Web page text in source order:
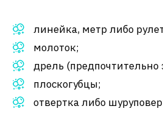
линейка, метр либо
молоток;
дрель (предпочтительно
плоскогубцы;
отвертка либо